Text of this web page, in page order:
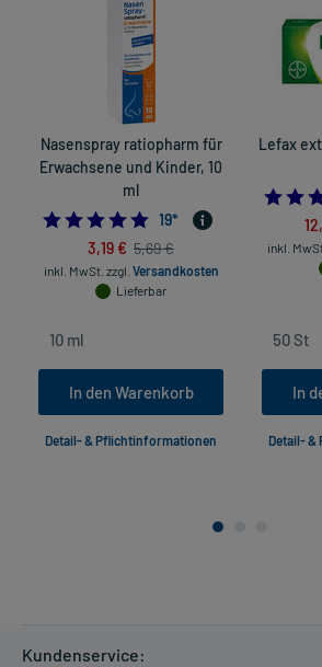
Nasenspray ratiopharm für
Erwachsene und Kinder, 10
ml
4.947368421052632
19*
3,19 € 5,69 €
inkl. MwSt. zzgl. Versandkosten
Lieferbar
In den Warenkorb
Detail- & Pflichtinformationen
Lefax
inkl.
In
Detail-
Kundenservice: